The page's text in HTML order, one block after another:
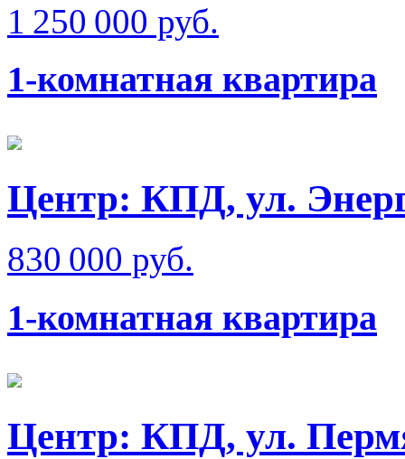
1 250 000 руб.
1-комнатная квартира
Центр: КПД, ул.
830 000 руб.
1-комнатная квартира
Центр: КПД, ул.